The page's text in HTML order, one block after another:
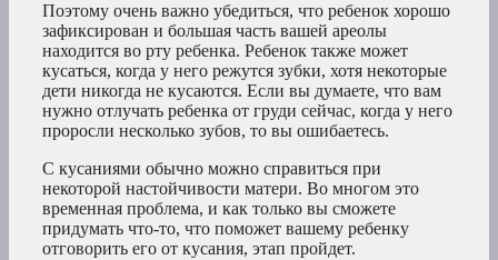
Поэтому очень важно убедиться, что ребенок хорошо
зафиксирован и большая часть вашей ареолы
находится во рту ребенка. Ребенок также может
кусаться, когда у него режутся зубки, хотя некоторые
дети никогда не кусаются. Если вы думаете, что вам
нужно отлучать ребенка от груди сейчас, когда у него
проросли несколько зубов, то вы ошибаетесь.
С кусаниями обычно можно справиться при
некоторой настойчивости матери. Во многом это
временная проблема, и как только вы сможете
придумать что-то, что поможет вашему ребенку
отговорить его от кусания, этап пройдет.